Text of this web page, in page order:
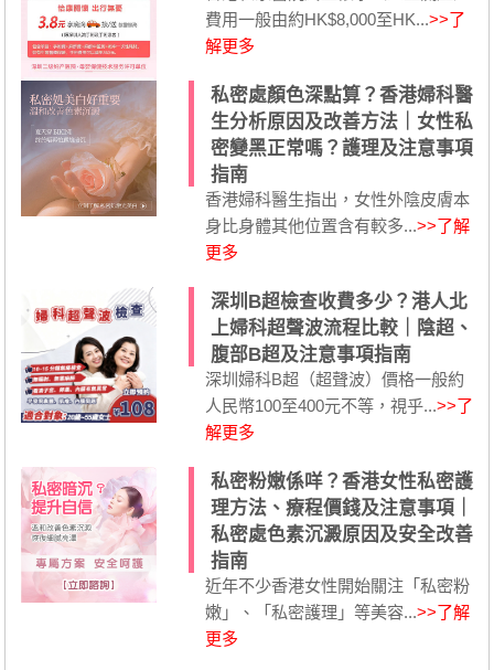
費用一般由約HK$8,000至HK...>>了
解更多
私密處顏色深點算？香港婦科醫
生分析原因及改善方法｜女性私
密變黑正常嗎？護理及注意事項
指南
香港婦科醫生指出，女性外陰皮膚本
身比身體其他位置含有較多...>>了解
更多
深圳B超檢查收費多少？港人北
上婦科超聲波流程比較｜陰超、
腹部B超及注意事項指南
深圳婦科B超（超聲波）價格一般約
人民幣100至400元不等，視乎...>>了
解更多
私密粉嫩係咩？香港女性私密護
理方法、療程價錢及注意事項｜
私密處色素沉澱原因及安全改善
指南
近年不少香港女性開始關注「私密粉
嫩」、「私密護理」等美容...>>了解
更多